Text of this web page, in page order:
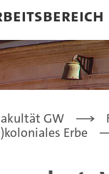
GW
Erbe